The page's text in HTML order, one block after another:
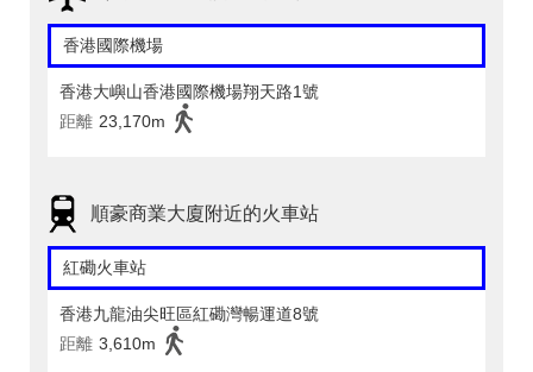
香港國際機場
香港大嶼山香港國際機場翔天路1號
距離 23,170m
順豪商業大廈附近的火車站
紅磡火車站
香港九龍油尖旺區紅磡灣暢運道8號
距離 3,610m